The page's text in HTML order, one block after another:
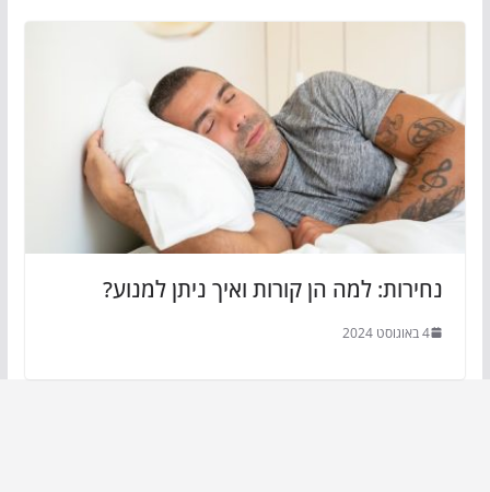
נחירות: למה הן קורות ואיך ניתן למנוע?
4 באוגוסט 2024